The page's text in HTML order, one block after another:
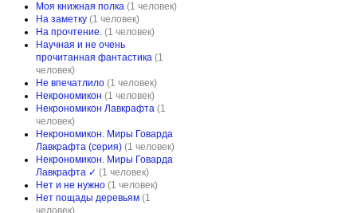
Моя книжная полка (1 человек)
На заметку (1 человек)
На прочтение. (1 человек)
Научная и не очень
прочитанная фантастика (1
человек)
Не впечатлило (1 человек)
Некрономикон (1 человек)
Некрономикон Лавкрафта (1
человек)
Некрономикон. Миры Говарда
Лавкрафта (серия) (1 человек)
Некрономикон. Миры Говарда
Лавкрафта ✓ (1 человек)
Нет и не нужно (1 человек)
Нет пощады деревьям (1
человек)